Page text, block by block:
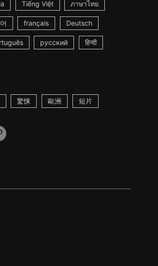
Tiếng Việt ภาษาไทย
français Deutsch
русский हिन्दी
驚悚 歐洲 短片